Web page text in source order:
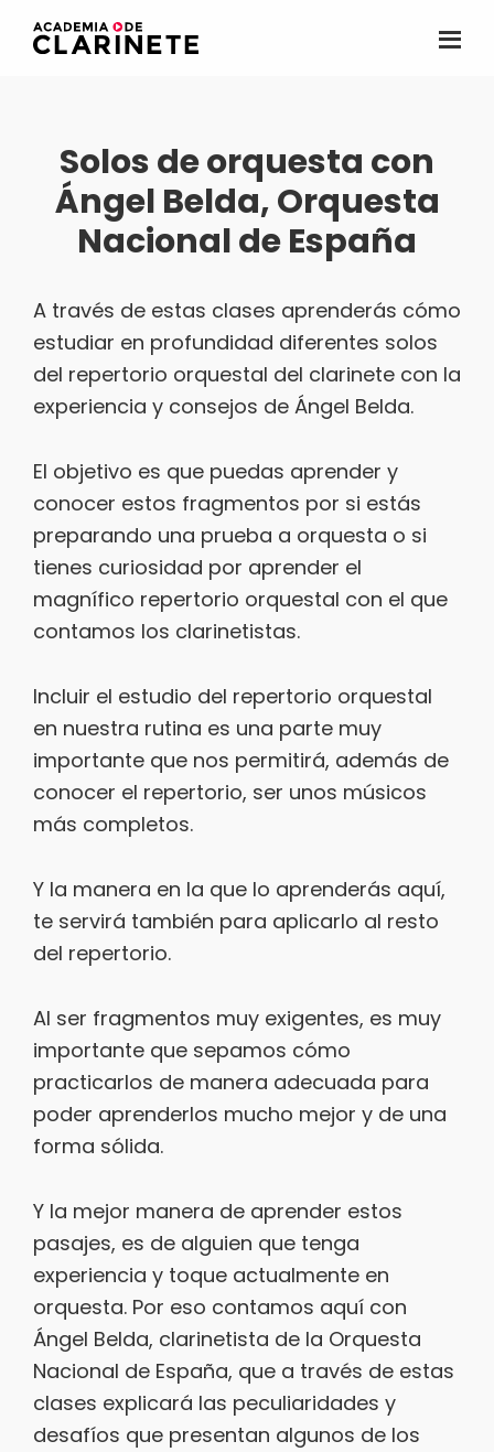
Saltar
clarinete
online
para
Solos de orquesta con
Ángel Belda, Orquesta
Nacional de España
A través de estas clases aprenderás cómo
estudiar en profundidad diferentes solos
del repertorio orquestal del clarinete con la
experiencia y consejos de Ángel Belda.
El objetivo es que puedas aprender y
conocer estos fragmentos por si estás
preparando una prueba a orquesta o si
tienes curiosidad por aprender el
magnífico repertorio orquestal con el que
contamos los clarinetistas.
Incluir el estudio del repertorio orquestal
en nuestra rutina es una parte muy
importante que nos permitirá, además de
conocer el repertorio, ser unos músicos
más completos.
Y la manera en la que lo aprenderás aquí,
te servirá también para aplicarlo al resto
del repertorio.
Al ser fragmentos muy exigentes, es muy
importante que sepamos cómo
practicarlos de manera adecuada para
poder aprenderlos mucho mejor y de una
forma sólida.
Y la mejor manera de aprender estos
pasajes, es de alguien que tenga
experiencia y toque actualmente en
orquesta. Por eso contamos aquí con
Ángel Belda, clarinetista de la Orquesta
Nacional de España, que a través de estas
clases explicará las peculiaridades y
desafíos que presentan algunos de los